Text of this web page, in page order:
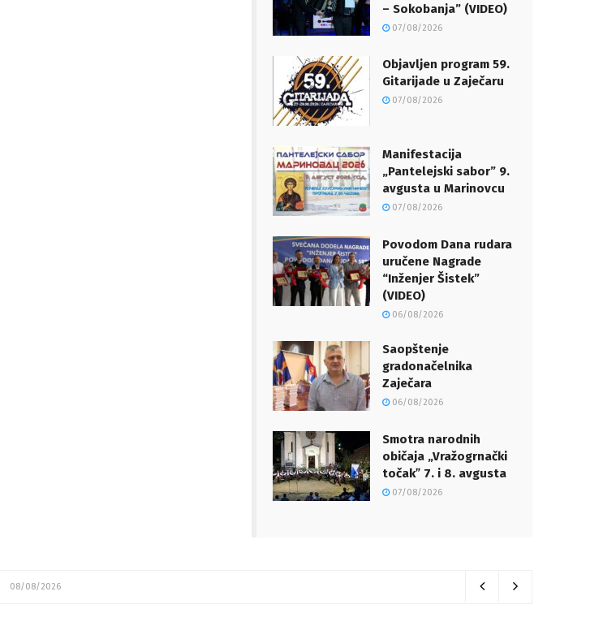
– Sokobanja” (VIDEO)
07/08/2026
Objavljen program 59.
Gitarijade u Zaječaru
07/08/2026
Manifestacija
„Pantelejski sabor” 9.
avgusta u Marinovcu
07/08/2026
Povodom Dana rudara
uručene Nagrade
“Inženjer Šistek”
(VIDEO)
06/08/2026
Saopštenje
gradonačelnika
Zaječara
06/08/2026
Smotra narodnih
običaja „Vražogrnački
točakˮ 7. i 8. avgusta
07/08/2026
08/08/2026